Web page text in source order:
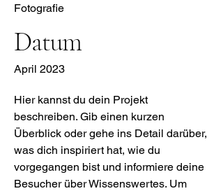
Fotografie
Datum
April 2023
Hier kannst du dein Projekt
beschreiben. Gib einen kurzen
Überblick oder gehe ins Detail darüber,
was dich inspiriert hat, wie du
vorgegangen bist und informiere deine
Besucher über Wissenswertes. Um